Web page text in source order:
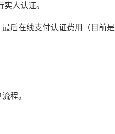
人认证。
后在线支付认证费用（目前是
程。